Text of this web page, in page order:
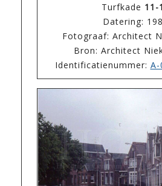
Turfkade 11-
Datering:
Fotograaf: Architect
Bron: Architect
Identificatienummer: A-